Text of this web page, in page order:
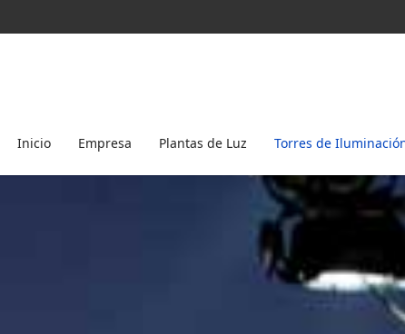
Inicio Empresa Plantas de Luz Torres de